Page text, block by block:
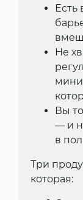
Есть
Не
Вы
— и
в
Три
которая: